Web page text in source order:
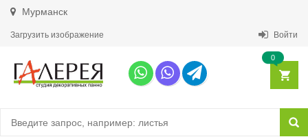
Мурманск
Загрузить изображение Войти
0